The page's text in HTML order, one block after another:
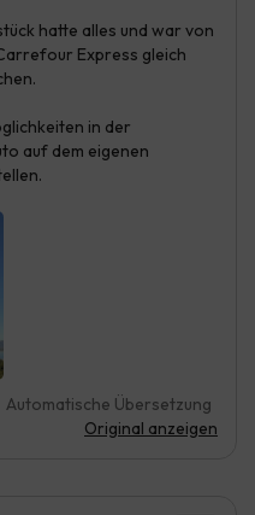
hatte alles und war von
Express gleich
in der
auf dem eigenen
Automatische Übersetzung
Original anzeigen